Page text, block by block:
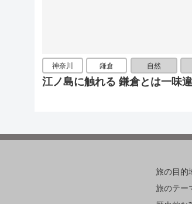
神奈川 鎌倉 自然
江ノ島に触れる 鎌倉とは一味
旅の目的
旅のテー